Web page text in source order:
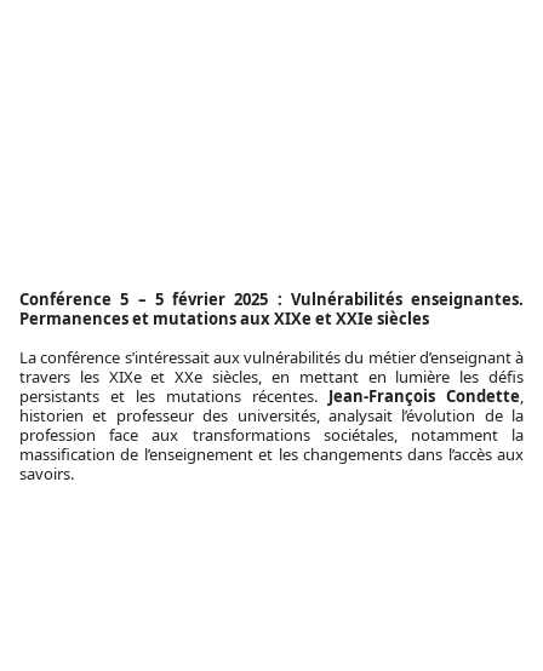
Conférence 5 – 5 février 2025 : Vulnérabilités enseignantes.
Permanences et mutations aux XIXe et XXIe siècles
La conférence s’intéressait aux vulnérabilités du métier d’enseignant à
travers les XIXe et XXe siècles, en mettant en lumière les défis
persistants et les mutations récentes. Jean-François Condette,
historien et professeur des universités, analysait l’évolution de la
profession face aux transformations sociétales, notamment la
massification de l’enseignement et les changements dans l’accès aux
savoirs.